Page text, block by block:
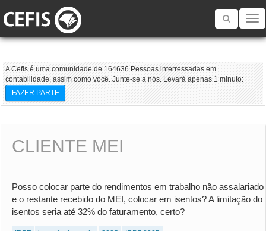
Toggle
A Cefis é uma comunidade de 164636 Pessoas interressadas em
contabilidade, assim como você. Junte-se a nós. Levará apenas 1 minuto:
FAZER PARTE
CLIENTE MEI
Posso colocar parte do rendimentos em trabalho não assalariado
e o restante recebido do MEI, colocar em isentos? A limitação do
isentos seria até 32% do faturamento, certo?